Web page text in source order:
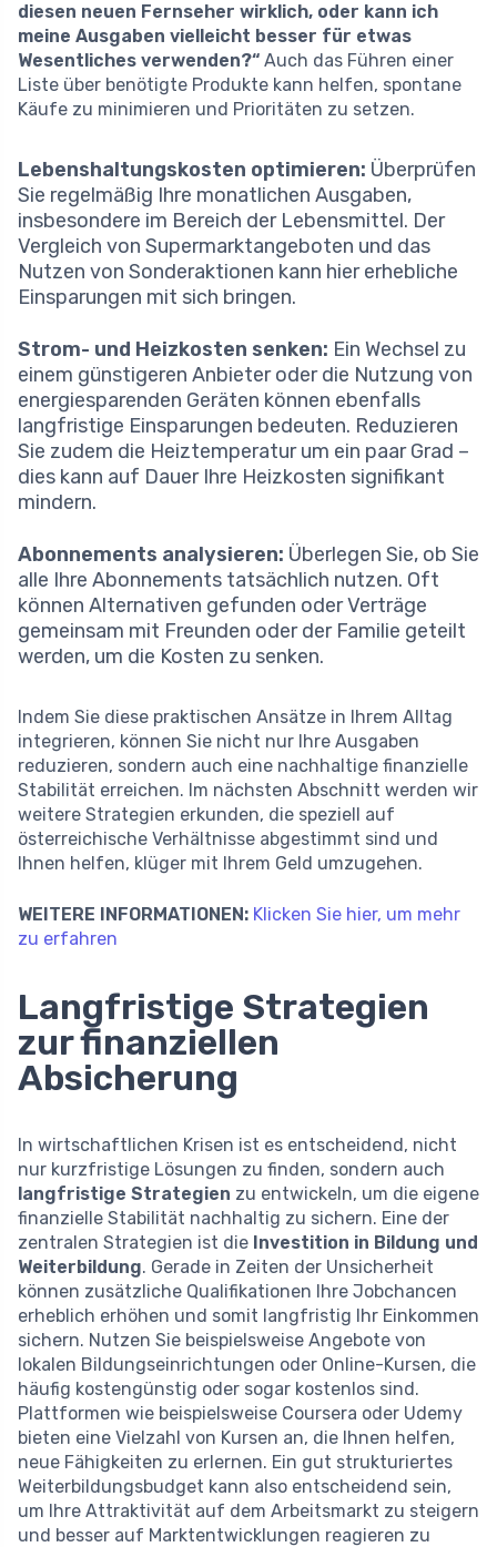
diesen neuen Fernseher wirklich, oder kann ich
meine Ausgaben vielleicht besser für etwas
Wesentliches verwenden?“ Auch das Führen einer
Liste über benötigte Produkte kann helfen, spontane
Käufe zu minimieren und Prioritäten zu setzen.
Lebenshaltungskosten optimieren: Überprüfen
Sie regelmäßig Ihre monatlichen Ausgaben,
insbesondere im Bereich der Lebensmittel. Der
Vergleich von Supermarktangeboten und das
Nutzen von Sonderaktionen kann hier erhebliche
Einsparungen mit sich bringen.
Strom- und Heizkosten senken: Ein Wechsel zu
einem günstigeren Anbieter oder die Nutzung von
energiesparenden Geräten können ebenfalls
langfristige Einsparungen bedeuten. Reduzieren
Sie zudem die Heiztemperatur um ein paar Grad –
dies kann auf Dauer Ihre Heizkosten signifikant
mindern.
Abonnements analysieren: Überlegen Sie, ob Sie
alle Ihre Abonnements tatsächlich nutzen. Oft
können Alternativen gefunden oder Verträge
gemeinsam mit Freunden oder der Familie geteilt
werden, um die Kosten zu senken.
Indem Sie diese praktischen Ansätze in Ihrem Alltag
integrieren, können Sie nicht nur Ihre Ausgaben
reduzieren, sondern auch eine nachhaltige finanzielle
Stabilität erreichen. Im nächsten Abschnitt werden wir
weitere Strategien erkunden, die speziell auf
österreichische Verhältnisse abgestimmt sind und
Ihnen helfen, klüger mit Ihrem Geld umzugehen.
WEITERE INFORMATIONEN: Klicken Sie hier, um mehr
zu erfahren
Langfristige Strategien
zur finanziellen
Absicherung
In wirtschaftlichen Krisen ist es entscheidend, nicht
nur kurzfristige Lösungen zu finden, sondern auch
langfristige Strategien zu entwickeln, um die eigene
finanzielle Stabilität nachhaltig zu sichern. Eine der
zentralen Strategien ist die Investition in Bildung und
Weiterbildung. Gerade in Zeiten der Unsicherheit
können zusätzliche Qualifikationen Ihre Jobchancen
erheblich erhöhen und somit langfristig Ihr Einkommen
sichern. Nutzen Sie beispielsweise Angebote von
lokalen Bildungseinrichtungen oder Online-Kursen, die
häufig kostengünstig oder sogar kostenlos sind.
Plattformen wie beispielsweise Coursera oder Udemy
bieten eine Vielzahl von Kursen an, die Ihnen helfen,
neue Fähigkeiten zu erlernen. Ein gut strukturiertes
Weiterbildungsbudget kann also entscheidend sein,
um Ihre Attraktivität auf dem Arbeitsmarkt zu steigern
und besser auf Marktentwicklungen reagieren zu